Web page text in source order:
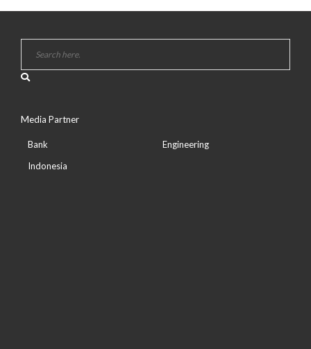
Media Partner
Bank
Indonesia
Engineering